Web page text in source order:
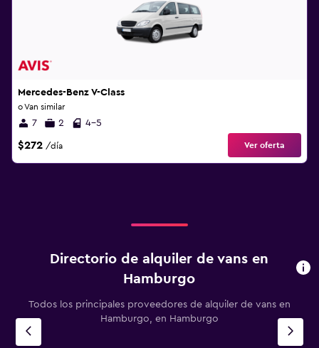
Mercedes-Benz V-Class
o Van similar
7 2 4-5
$272 /día Ver oferta
Directorio de alquiler de vans en
Hamburgo
Todos los principales proveedores de alquiler de vans en
Hamburgo, en Hamburgo